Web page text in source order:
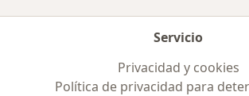
Servicio
Privacidad y cookies
Política de privacidad para